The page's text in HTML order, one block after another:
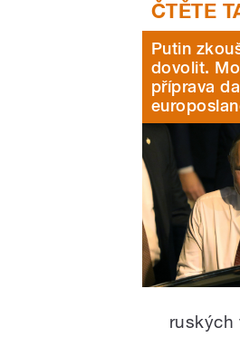
Putin
dovolit.
příprava
ruských